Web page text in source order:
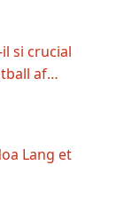
si crucial
af…
Lang et